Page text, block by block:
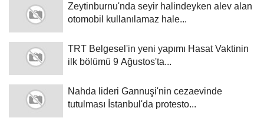
Zeytinburnu'nda seyir halindeyken alev alan
otomobil kullanılamaz hale...
TRT Belgesel'in yeni yapımı Hasat Vaktinin
ilk bölümü 9 Ağustos'ta...
Nahda lideri Gannuşi'nin cezaevinde
tutulması İstanbul'da protesto...